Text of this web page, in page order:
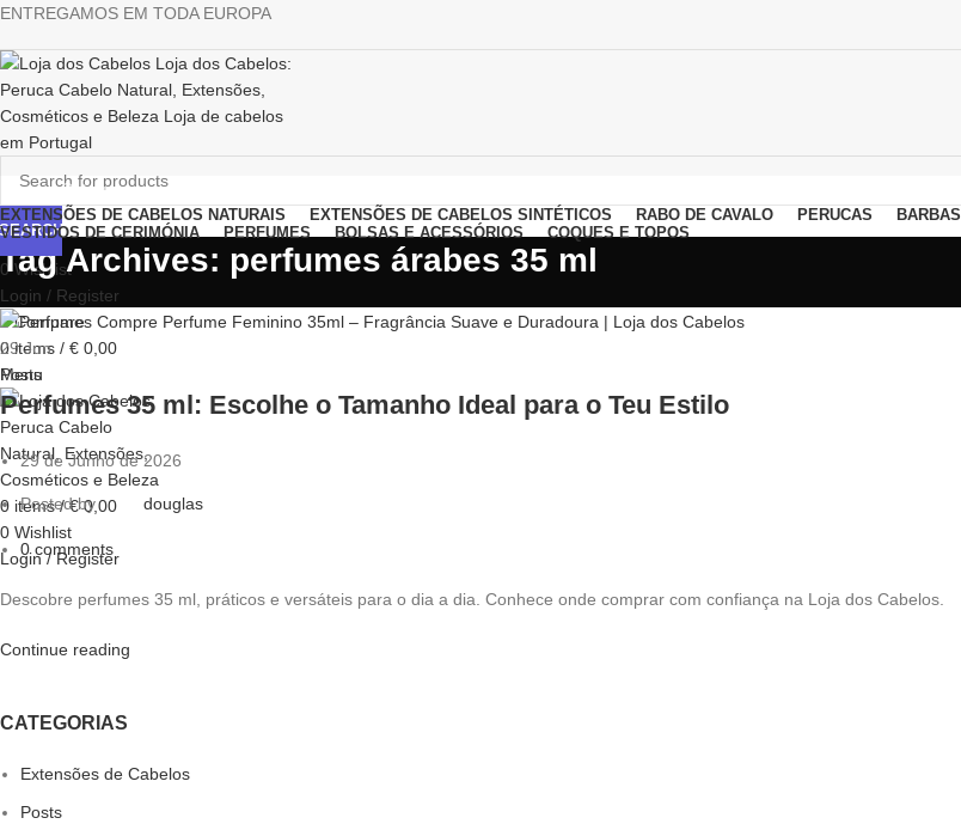
ENTREGAMOS EM TODA EUROPA
SEARCH
0Wishlist
Login / Register
0 Compare
0items / € 0,00
Menu
0 items / €0,00
0 Wishlist
Login / Register
Browse Categories
EXTENSÕES DE CABELOS NATURAIS EXTENSÕES DE CABELOS SINTÉTICOS RABO DE CAVALO PERUCAS BARBAS
VESTIDOS DE CERIMÓNIA
PERFUMES BOLSAS E ACESSÓRIOS COQUES E TOPOS
Tag Archives: perfumes árabes 35 ml
29Jun
Posts
Perfumes 35 ml: Escolhe o Tamanho Ideal para o Teu Estilo
29 de Junho de 2026
Posted by douglas
0 comments
Descobre perfumes 35 ml, práticos e versáteis para o dia a dia. Conhece onde comprar com confiança na Loja dos Cabelos.
Continue reading
CATEGORIAS
Extensões de Cabelos
Posts